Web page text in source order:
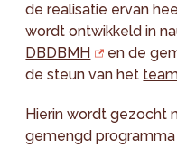
de realisatie ervan
wordt ontwikkeld in
DBDBMH
en de
de steun van het
Hierin wordt gezocht
gemengd